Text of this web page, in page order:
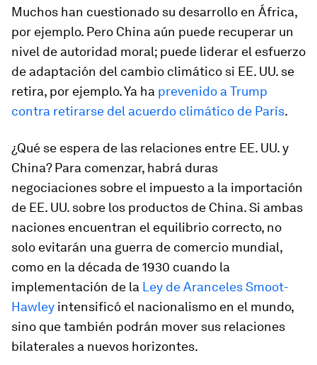
Muchos han cuestionado su desarrollo en África,
por ejemplo. Pero China aún puede recuperar un
nivel de autoridad moral; puede liderar el esfuerzo
de adaptación del cambio climático si EE. UU. se
retira, por ejemplo. Ya ha prevenido a Trump
contra retirarse del acuerdo climático de París.
¿Qué se espera de las relaciones entre EE. UU. y
China? Para comenzar, habrá duras
negociaciones sobre el impuesto a la importación
de EE. UU. sobre los productos de China. Si ambas
naciones encuentran el equilibrio correcto, no
solo evitarán una guerra de comercio mundial,
como en la década de 1930 cuando la
implementación de la Ley de Aranceles Smoot-
Hawley intensificó el nacionalismo en el mundo,
sino que también podrán mover sus relaciones
bilaterales a nuevos horizontes.